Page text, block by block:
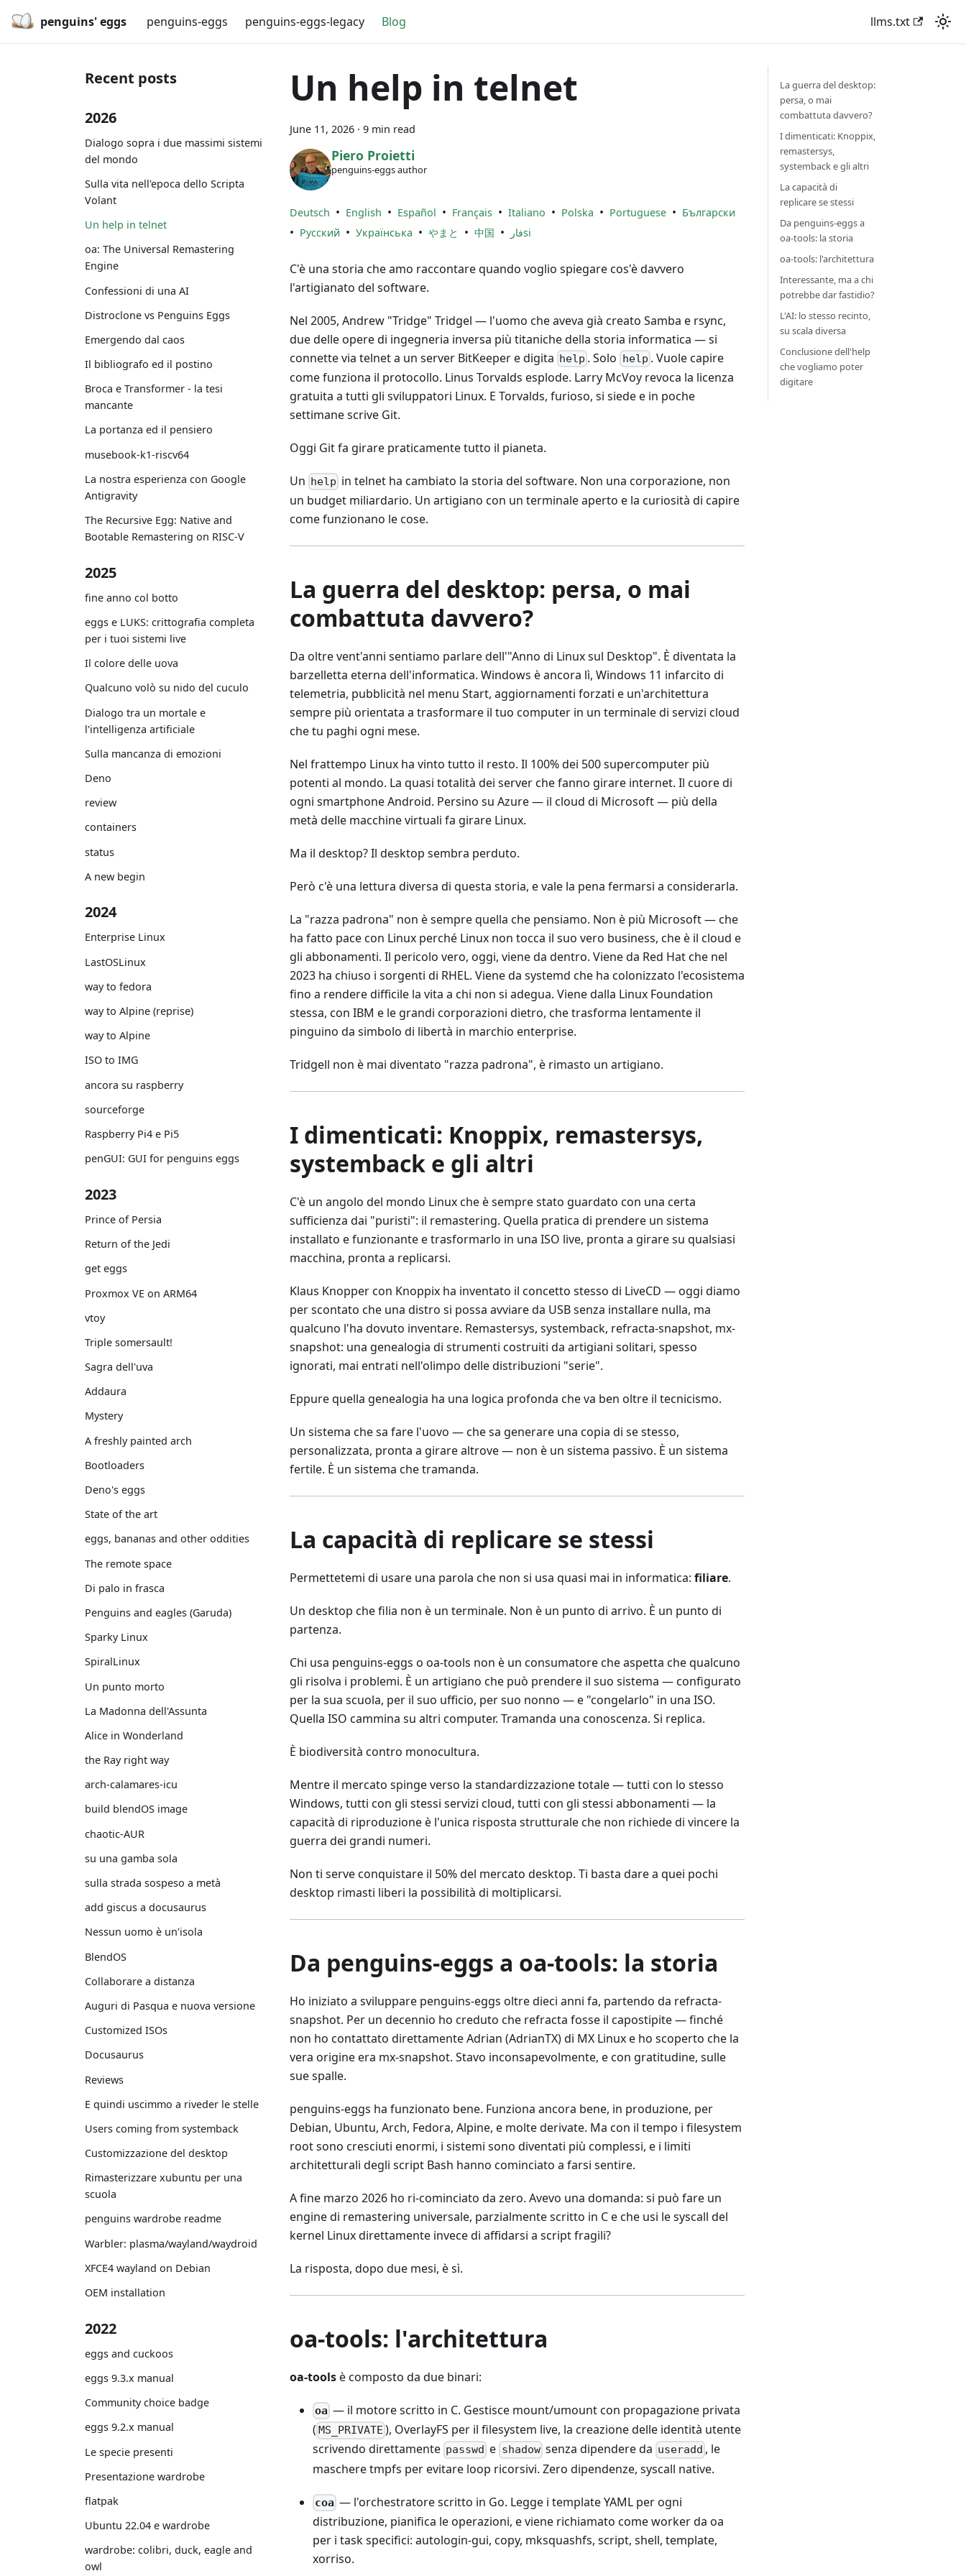
penguins' eggs penguins-eggs penguins-eggs-legacy Blog llms.txt
Recent posts
2026
Dialogo sopra i due massimi sistemi
del mondo
Sulla vita nell'epoca dello Scripta
Volant
Un help in telnet
oa: The Universal Remastering
Engine
Confessioni di una AI
Distroclone vs Penguins Eggs
Emergendo dal caos
Il bibliografo ed il postino
Broca e Transformer - la tesi
mancante
La portanza ed il pensiero
musebook-k1-riscv64
La nostra esperienza con Google
Antigravity
The Recursive Egg: Native and
Bootable Remastering on RISC-V
2025
fine anno col botto
eggs e LUKS: crittografia completa
per i tuoi sistemi live
Il colore delle uova
Qualcuno volò su nido del cuculo
Dialogo tra un mortale e
l'intelligenza artificiale
Sulla mancanza di emozioni
Deno
review
containers
status
A new begin
2024
Enterprise Linux
LastOSLinux
way to fedora
way to Alpine (reprise)
way to Alpine
ISO to IMG
ancora su raspberry
sourceforge
Raspberry Pi4 e Pi5
penGUI: GUI for penguins eggs
2023
Prince of Persia
Return of the Jedi
get eggs
Proxmox VE on ARM64
vtoy
Triple somersault!
Sagra dell'uva
Addaura
Mystery
A freshly painted arch
Bootloaders
Deno's eggs
State of the art
eggs, bananas and other oddities
The remote space
Di palo in frasca
Penguins and eagles (Garuda)
Sparky Linux
SpiralLinux
Un punto morto
La Madonna dell'Assunta
Alice in Wonderland
the Ray right way
arch-calamares-icu
build blendOS image
chaotic-AUR
su una gamba sola
sulla strada sospeso a metà
add giscus a docusaurus
Nessun uomo è un'isola
BlendOS
Collaborare a distanza
Auguri di Pasqua e nuova versione
Customized ISOs
Docusaurus
Reviews
E quindi uscimmo a riveder le stelle
Users coming from systemback
Customizzazione del desktop
Rimasterizzare xubuntu per una
scuola
penguins wardrobe readme
Warbler: plasma/wayland/waydroid
XFCE4 wayland on Debian
OEM installation
2022
eggs and cuckoos
eggs 9.3.x manual
Community choice badge
eggs 9.2.x manual
Le specie presenti
Presentazione wardrobe
flatpak
Ubuntu 22.04 e wardrobe
wardrobe: colibri, duck, eagle and
owl
Un help in telnet
June 11, 2026 · 9 min read
Piero Proietti
penguins-eggs author
Deutsch • English • Español • Français • Italiano • Polska • Portuguese • Български
• Русский • Українська • やまと • 中国 • فارsi
C'è una storia che amo raccontare quando voglio spiegare cos'è davvero
l'artigianato del software.
Nel 2005, Andrew "Tridge" Tridgel — l'uomo che aveva già creato Samba e rsync,
due delle opere di ingegneria inversa più titaniche della storia informatica — si
connette via telnet a un server BitKeeper e digita help . Solo help . Vuole capire
come funziona il protocollo. Linus Torvalds esplode. Larry McVoy revoca la licenza
gratuita a tutti gli sviluppatori Linux. E Torvalds, furioso, si siede e in poche
settimane scrive Git.
Oggi Git fa girare praticamente tutto il pianeta.
Un help in telnet ha cambiato la storia del software. Non una corporazione, non
un budget miliardario. Un artigiano con un terminale aperto e la curiosità di capire
come funzionano le cose.
La guerra del desktop: persa, o mai
combattuta davvero?
Da oltre vent'anni sentiamo parlare dell'"Anno di Linux sul Desktop". È diventata la
barzelletta eterna dell'informatica. Windows è ancora lì, Windows 11 infarcito di
telemetria, pubblicità nel menu Start, aggiornamenti forzati e un'architettura
sempre più orientata a trasformare il tuo computer in un terminale di servizi cloud
che tu paghi ogni mese.
Nel frattempo Linux ha vinto tutto il resto. Il 100% dei 500 supercomputer più
potenti al mondo. La quasi totalità dei server che fanno girare internet. Il cuore di
ogni smartphone Android. Persino su Azure — il cloud di Microsoft — più della
metà delle macchine virtuali fa girare Linux.
Ma il desktop? Il desktop sembra perduto.
Però c'è una lettura diversa di questa storia, e vale la pena fermarsi a considerarla.
La "razza padrona" non è sempre quella che pensiamo. Non è più Microsoft — che
ha fatto pace con Linux perché Linux non tocca il suo vero business, che è il cloud e
gli abbonamenti. Il pericolo vero, oggi, viene da dentro. Viene da Red Hat che nel
2023 ha chiuso i sorgenti di RHEL. Viene da systemd che ha colonizzato l'ecosistema
fino a rendere difficile la vita a chi non si adegua. Viene dalla Linux Foundation
stessa, con IBM e le grandi corporazioni dietro, che trasforma lentamente il
pinguino da simbolo di libertà in marchio enterprise.
Tridgell non è mai diventato "razza padrona", è rimasto un artigiano.
I dimenticati: Knoppix, remastersys,
systemback e gli altri
C'è un angolo del mondo Linux che è sempre stato guardato con una certa
sufficienza dai "puristi": il remastering. Quella pratica di prendere un sistema
installato e funzionante e trasformarlo in una ISO live, pronta a girare su qualsiasi
macchina, pronta a replicarsi.
Klaus Knopper con Knoppix ha inventato il concetto stesso di LiveCD — oggi diamo
per scontato che una distro si possa avviare da USB senza installare nulla, ma
qualcuno l'ha dovuto inventare. Remastersys, systemback, refracta-snapshot, mx-
snapshot: una genealogia di strumenti costruiti da artigiani solitari, spesso
ignorati, mai entrati nell'olimpo delle distribuzioni "serie".
Eppure quella genealogia ha una logica profonda che va ben oltre il tecnicismo.
Un sistema che sa fare l'uovo — che sa generare una copia di se stesso,
personalizzata, pronta a girare altrove — non è un sistema passivo. È un sistema
fertile. È un sistema che tramanda.
La capacità di replicare se stessi
Permettetemi di usare una parola che non si usa quasi mai in informatica: filiare.
Un desktop che filia non è un terminale. Non è un punto di arrivo. È un punto di
partenza.
Chi usa penguins-eggs o oa-tools non è un consumatore che aspetta che qualcuno
gli risolva i problemi. È un artigiano che può prendere il suo sistema — configurato
per la sua scuola, per il suo ufficio, per suo nonno — e "congelarlo" in una ISO.
Quella ISO cammina su altri computer. Tramanda una conoscenza. Si replica.
È biodiversità contro monocultura.
Mentre il mercato spinge verso la standardizzazione totale — tutti con lo stesso
Windows, tutti con gli stessi servizi cloud, tutti con gli stessi abbonamenti — la
capacità di riproduzione è l'unica risposta strutturale che non richiede di vincere la
guerra dei grandi numeri.
Non ti serve conquistare il 50% del mercato desktop. Ti basta dare a quei pochi
desktop rimasti liberi la possibilità di moltiplicarsi.
Da penguins-eggs a oa-tools: la storia
Ho iniziato a sviluppare penguins-eggs oltre dieci anni fa, partendo da refracta-
snapshot. Per un decennio ho creduto che refracta fosse il capostipite — finché
non ho contattato direttamente Adrian (AdrianTX) di MX Linux e ho scoperto che la
vera origine era mx-snapshot. Stavo inconsapevolmente, e con gratitudine, sulle
sue spalle.
penguins-eggs ha funzionato bene. Funziona ancora bene, in produzione, per
Debian, Ubuntu, Arch, Fedora, Alpine, e molte derivate. Ma con il tempo i filesystem
root sono cresciuti enormi, i sistemi sono diventati più complessi, e i limiti
architetturali degli script Bash hanno cominciato a farsi sentire.
A fine marzo 2026 ho ri-cominciato da zero. Avevo una domanda: si può fare un
engine di remastering universale, parzialmente scritto in C e che usi le syscall del
kernel Linux direttamente invece di affidarsi a script fragili?
La risposta, dopo due mesi, è sì.
oa-tools: l'architettura
oa-toolsè composto da due binari:
oa — il motore scritto in C. Gestisce mount/umount con propagazione privata
( MS_PRIVATE ), OverlayFS per il filesystem live, la creazione delle identità utente
scrivendo direttamente passwd e shadowsenza dipendere da useradd , le
maschere tmpfs per evitare loop ricorsivi. Zero dipendenze, syscall native.
coa — l'orchestratore scritto in Go. Legge i template YAML per ogni
distribuzione, pianifica le operazioni, e viene richiamato come worker da oa
per i task specifici: autologin-gui, copy, mksquashfs, script, shell, template,
xorriso.
La guerra del desktop:
persa, o mai
combattuta davvero?
I dimenticati: Knoppix,
remastersys,
systemback e gli altri
La capacità di
replicare se stessi
Da penguins-eggs a
oa-tools: la storia
oa-tools: l'architettura
Interessante, ma a chi
potrebbe dar fastidio?
L'AI: lo stesso recinto,
su scala diversa
Conclusione dell'help
che vogliamo poter
digitare